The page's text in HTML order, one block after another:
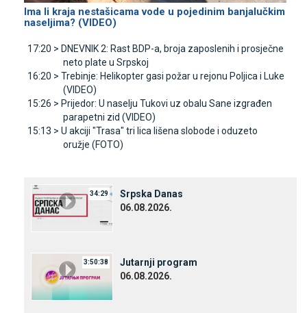
Ima li kraja nestašicama vode u pojedinim banjalučkim
naseljima? (VIDEO)
17:20 > DNEVNIK 2: Rast BDP-a, broja zaposlenih i prosječne
neto plate u Srpskoj
16:20 > Trebinje: Helikopter gasi požar u rejonu Poljica i Luke
(VIDEO)
15:26 > Prijedor: U naselju Tukovi uz obalu Sane izgrađen
parapetni zid (VIDEO)
15:13 > U akciji "Trasa" tri lica lišena slobode i oduzeto
oružje (FOTO)
34:29
Srpska Danas
06.08.2026.
3:50:38
Јutarnji program
06.08.2026.